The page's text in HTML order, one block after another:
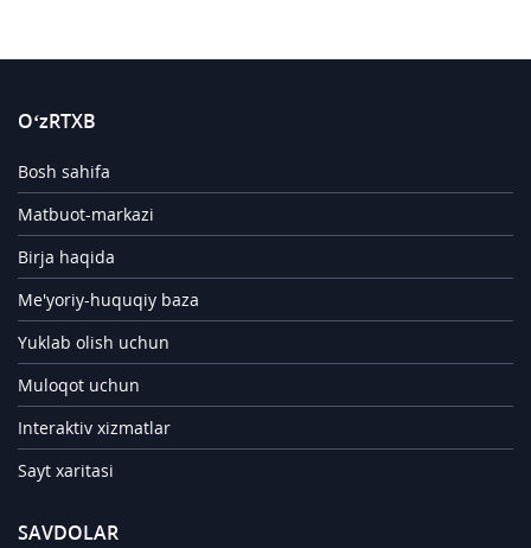
O‘zRTXB
Bosh sahifa
Matbuot-markazi
Birja haqida
Me'yoriy-huquqiy baza
Yuklab olish uchun
Muloqot uchun
Interaktiv xizmatlar
Sayt xaritasi
SAVDOLAR